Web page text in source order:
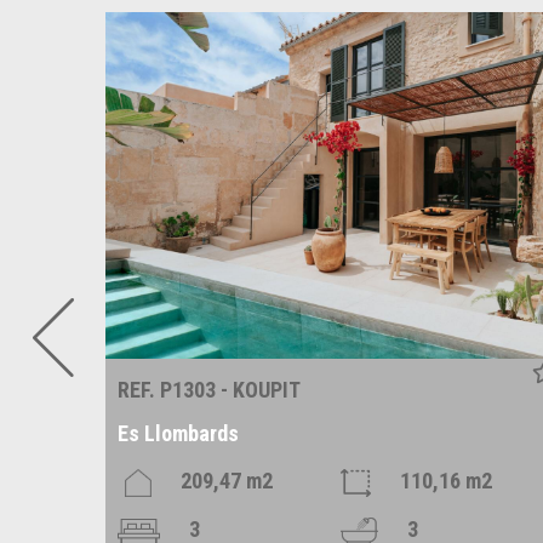
REF. P1303 - KOUPIT
Es Llombards
209,47 m2
110,16 m2
3
3